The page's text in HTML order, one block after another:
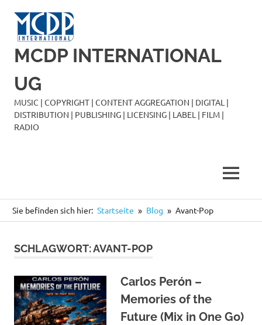
Inhalt
springen
MCDP INTERNATIONAL
UG
MUSIC | COPYRIGHT | CONTENT AGGREGATION | DIGITAL |
DISTRIBUTION | PUBLISHING | LICENSING | LABEL | FILM |
RADIO
MENÜ
Sie befinden sich hier: Startseite Blog Avant-Pop
SCHLAGWORT:AVANT-POP
Carlos Perón –
Memories of the
Future (Mix in One Go)